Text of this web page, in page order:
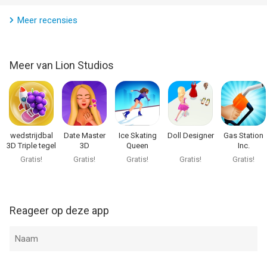
challenge niet kunt vervullen, en wat ook jammer is is dat er
Na minder dan 12 uur door eerste mijn heen. Naar andere mijn
werkt niet. Paar keer geprobeerd. Toen spel maar opmieuw
geïnstalleerd en toen kon aankoop niet hersteld worden en zit
de game stampvol met ads voor elke actie die je wilt doen. Hou
de €9 in je zak!
Meer recensies
Meer van Lion Studios
wedstrijdbal
3D Triple tegel
Gratis!
Date Master
3D
Gratis!
Ice Skating
Queen
Gratis!
Doll Designer
Gratis!
Gas Station
Inc.
Gratis!
Reageer op deze app